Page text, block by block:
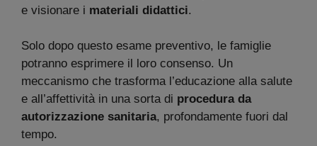
e visionare i materiali didattici.
Solo dopo questo esame preventivo, le famiglie
potranno esprimere il loro consenso. Un
meccanismo che trasforma l’educazione alla salute
e all’affettività in una sorta di procedura da
autorizzazione sanitaria, profondamente fuori dal
tempo.